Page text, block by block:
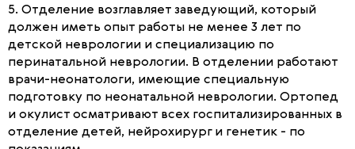
5. Отделение возглавляет заведующий, который
должен иметь опыт работы не менее 3 лет по
детской неврологии и специализацию по
перинатальной неврологии. В отделении работают
врачи-неонатологи, имеющие специальную
подготовку по неонатальной неврологии. Ортопед
и окулист осматривают всех госпитализированных в
отделение детей, нейрохирург и генетик - по